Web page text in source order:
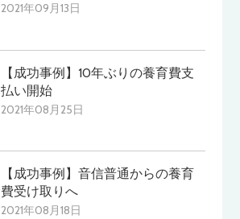
2021年09月13日
【成功事例】10年ぶりの養育費支
払い開始
2021年08月25日
【成功事例】音信普通からの養育
費受け取りへ
2021年08月18日